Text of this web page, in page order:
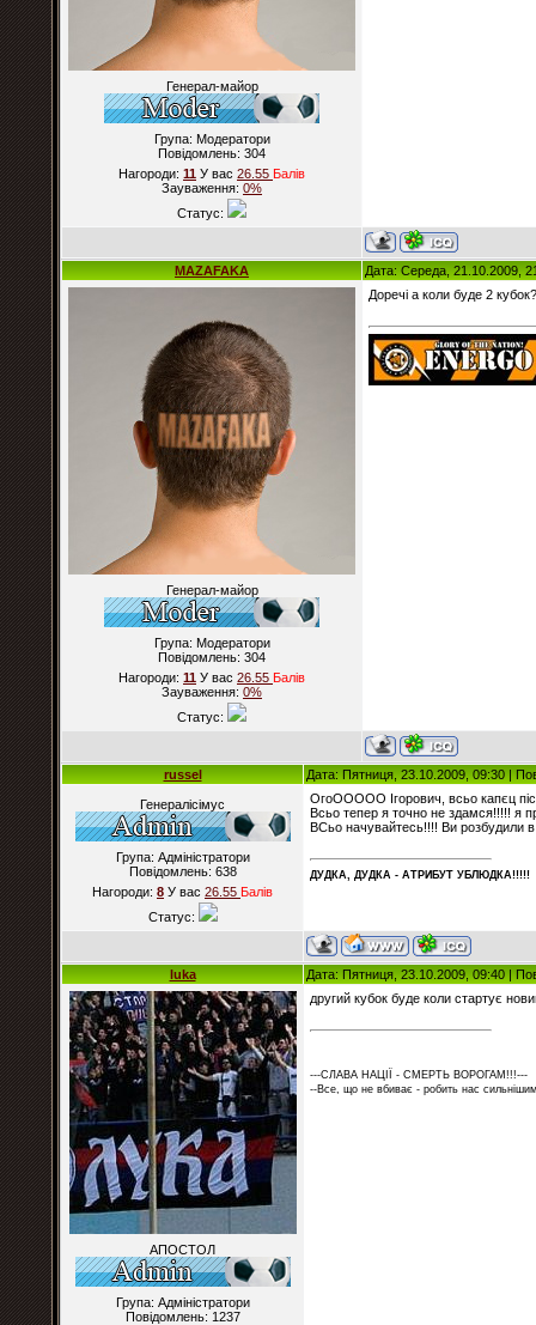
Генерал-майор
Група: Модератори
Повідомлень: 304
Нагороди: 11 У вас 26.55 Балiв
Зауваження: 0%
Статус:
MAZAFAKA Дата: Середа, 21.10.2009,
Генерал-майор
Група: Модератори
Повідомлень: 304
Нагороди: 11 У вас 26.55 Балiв
Зауваження: 0%
Статус:
Доречі а коли буде 2 кубок?
russel Дата: Пятниця, 23.10.2009, 09:30 |
Генералісімус
Група: Адміністратори
Повідомлень: 638
Нагороди: 8 У вас 26.55 Балiв
Статус:
ОгоООООО Ігорович, всьо капєц
Всьо тепер я точно не здамся!!!!! я
ВСьо начувайтесь!!!! Ви розбудили
ДУДКА, ДУДКА - АТРИБУT УБЛЮДКА!!!!!
luka Дата: Пятниця, 23.10.2009, 09:40 |
АПОСТОЛ
Група: Адміністратори
Повідомлень: 1237
другий кубок буде коли стартує
---СЛАВА НАЦІЇ - СМЕРТЬ ВОРОГАМ!!!---
--Все, що не вбиває - робить нас